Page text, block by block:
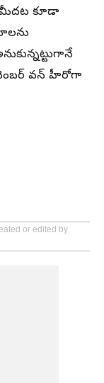
మీదట కూడా
వన్ హీరోగా
or edited by